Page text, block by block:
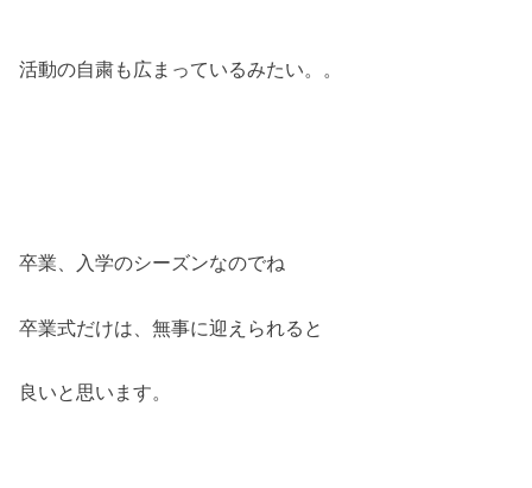
活動の自粛も広まっているみたい。。
卒業、入学のシーズンなのでね
卒業式だけは、無事に迎えられると
良いと思います。